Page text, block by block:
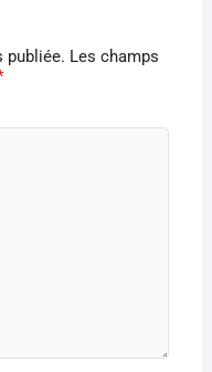
publiée. Les champs